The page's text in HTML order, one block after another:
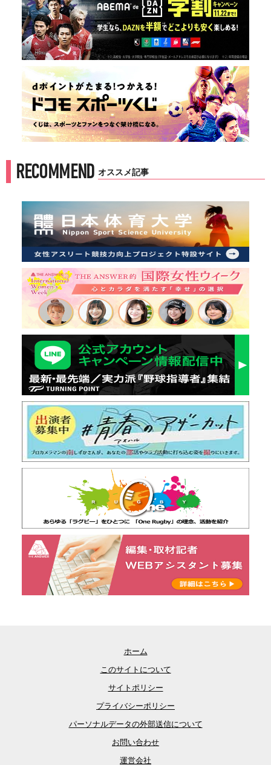
RECOMMEND オススメ記事
ホーム
このサイトについて
サイトポリシー
プライバシーポリシー
パーソナルデータの外部送信について
お問い合わせ
運営会社